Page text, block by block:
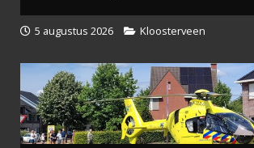
5 augustus 2026 Kloosterveen